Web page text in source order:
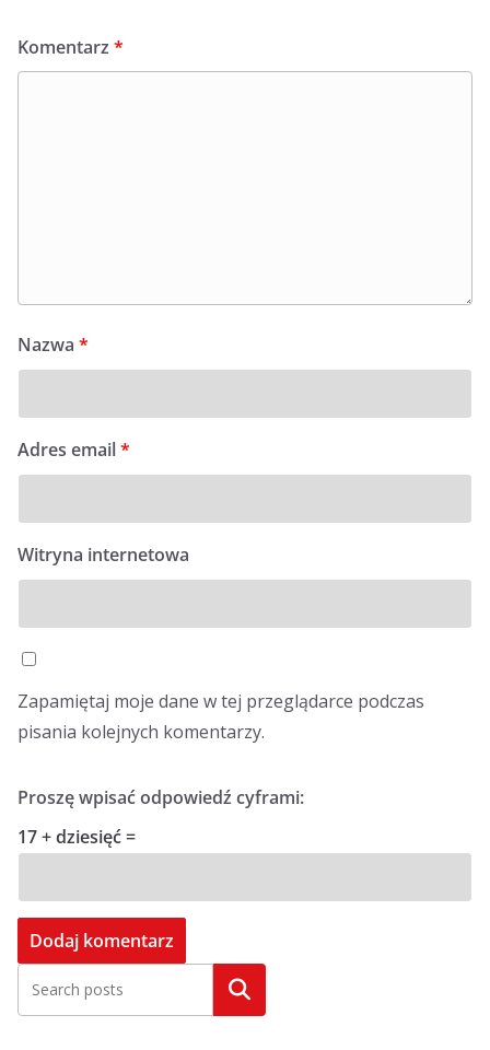
Komentarz *
Nazwa *
Adres email*
Witryna internetowa
Zapamiętaj moje dane w tej przeglądarce podczas
pisania kolejnych komentarzy.
Proszę wpisać odpowiedź cyframi:
17 + dziesięć =
Szukaj